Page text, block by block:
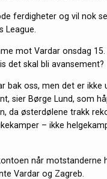
ferdigheter og vil nok
League.
mot Vardar onsdag
det skal bli avansement?
bak oss, men det er ikke
sier Børge Lund, som
da østerdølene trakk
– ikke
når motstanderne
Vardar og Zagreb.